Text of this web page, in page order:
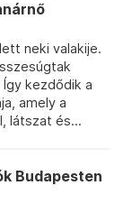
neki valakije.
kezdődik a
amely a
látszat és...
Budapesten